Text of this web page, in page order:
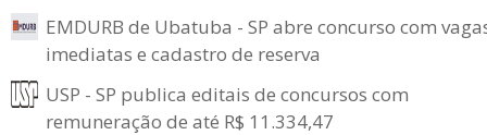
EMDURB de Ubatuba - SP abre concurso com
imediatas e cadastro de reserva
USP - SP publica editais de concursos com
remuneração de até R$ 11.334,47